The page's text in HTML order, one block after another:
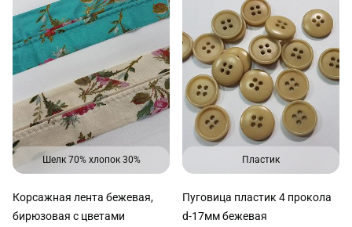
Шелк 70% хлопок 30%
Корсажная лента бежевая,
бирюзовая с цветами
Пластик
Пуговица пластик 4 прокола
d-17мм бежевая